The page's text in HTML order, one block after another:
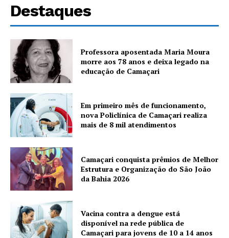
Destaques
Professora aposentada Maria Moura
morre aos 78 anos e deixa legado na
educação de Camaçari
Em primeiro mês de funcionamento,
nova Policlínica de Camaçari realiza
mais de 8 mil atendimentos
Camaçari conquista prêmios de Melhor
Estrutura e Organização do São João
da Bahia 2026
Vacina contra a dengue está
disponível na rede pública de
Camaçari para jovens de 10 a 14 anos